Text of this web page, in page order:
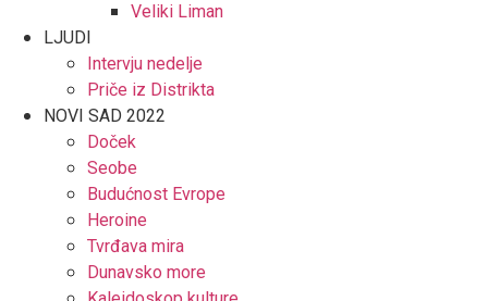
Veliki Liman
LJUDI
Intervju nedelje
Priče iz Distrikta
NOVI SAD 2022
Doček
Seobe
Budućnost Evrope
Heroine
Tvrđava mira
Dunavsko more